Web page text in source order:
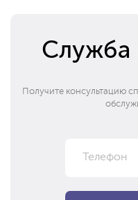
Служба
Получите консультацию